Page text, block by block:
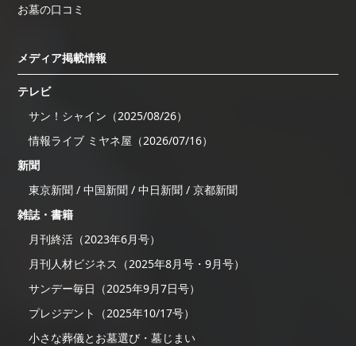
お墓の口コミ
メディア掲載情報
テレビ
サン！シャイン（2025/08/26）
情報ライブ ミヤネ屋（2026/07/16）
新聞
東京新聞 / 中国新聞 / 中日新聞 / 京都新聞
雑誌・書籍
月刊終活（2023年6月号）
月刊人材ビジネス（2025年8月号・9月号）
サンデー毎日（2025年9月7日号）
プレジデント（2025年10/17号）
小さな葬儀とお墓選び・墓じまい